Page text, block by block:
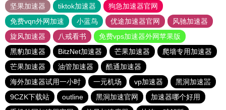
坚果加速器
tiktok加速器
狗急加速器官网
免费vqn外网加速
小蓝鸟 优途加速器官网
风驰加速器
旋风加速器
八戒看书
免费vps加速器外网苹果版
黑豹加速器
BitzNet加速器 芒果加速器
爬墙专用加速器
芒果加速器
油管加速器
酷通加速器
海外加速器试用一小时
一元机场 vp加速器
黑洞加速噐
9CZK下载站
outline 黑洞加速官网
加速器哪个好用